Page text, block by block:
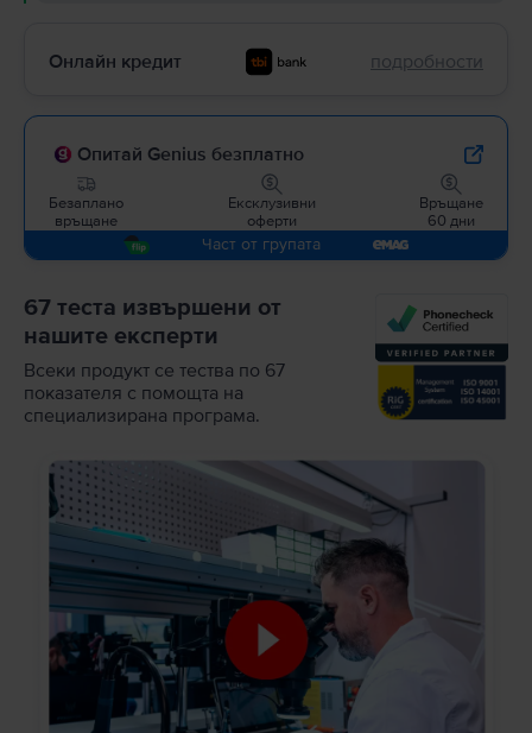
Онлайн кредит подробности
Опитай Genius безплатно
Безаплано
връщане
Ексклузивни
оферти
Връщане
60 дни
Част от групата
67 теста извършени от
нашите експерти
Всеки продукт се тества по 67
показателя с помощта на
специализирана програма.